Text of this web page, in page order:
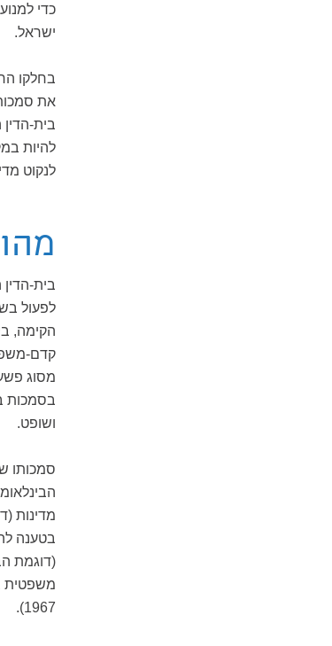
כדי
ישראל.
בחלקו
את
בית-
להיות
לנקוט
הקימה,
קדם-
מסוג
בסמכות
ושופט.
סמכותו
מדינות
בטענה
(דוגמת
משפטית
1967).